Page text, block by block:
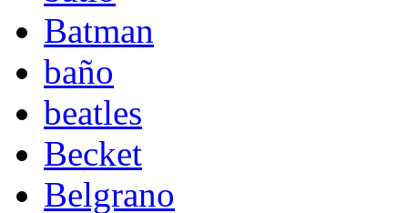
Batman
baño
beatles
Becket
Belgrano